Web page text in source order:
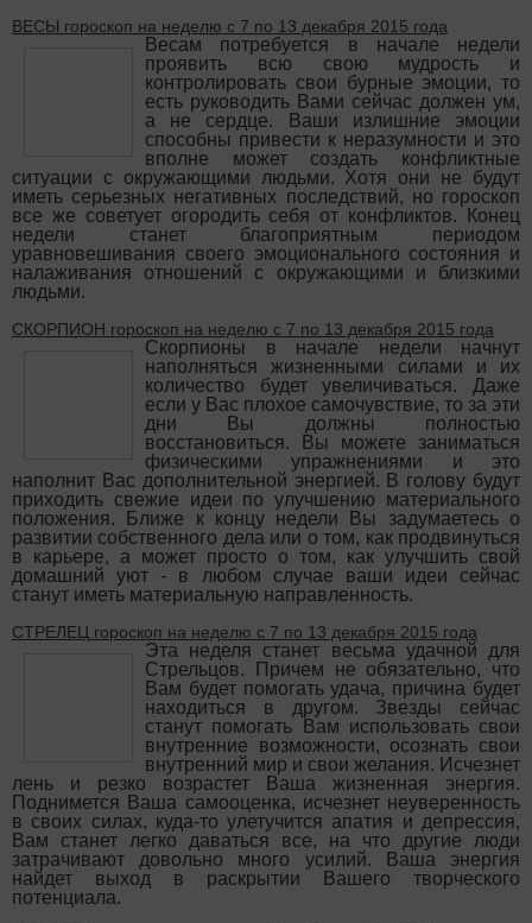
ВЕСЫ гороскоп на неделю с 7 по 13 декабря 2015 года
Весам потребуется в начале недели
проявить всю свою мудрость и
контролировать свои бурные эмоции, то
есть руководить Вами сейчас должен ум,
а не сердце. Ваши излишние эмоции
способны привести к неразумности и это
вполне может создать конфликтные
ситуации с окружающими людьми. Хотя они не будут
иметь серьезных негативных последствий, но гороскоп
все же советует огородить себя от конфликтов. Конец
недели станет благоприятным периодом
уравновешивания своего эмоционального состояния и
налаживания отношений с окружающими и близкими
людьми.
СКОРПИОН гороскоп на неделю с 7 по 13 декабря 2015 года
Скорпионы в начале недели начнут
наполняться жизненными силами и их
количество будет увеличиваться. Даже
если у Вас плохое самочувствие, то за эти
дни Вы должны полностью
восстановиться. Вы можете заниматься
физическими упражнениями и это
наполнит Вас дополнительной энергией. В голову будут
приходить свежие идеи по улучшению материального
положения. Ближе к концу недели Вы задумаетесь о
развитии собственного дела или о том, как продвинуться
в карьере, а может просто о том, как улучшить свой
домашний уют - в любом случае ваши идеи сейчас
станут иметь материальную направленность.
СТРЕЛЕЦ гороскоп на неделю с 7 по 13 декабря 2015 года
Эта неделя станет весьма удачной для
Стрельцов. Причем не обязательно, что
Вам будет помогать удача, причина будет
находиться в другом. Звезды сейчас
станут помогать Вам использовать свои
внутренние возможности, осознать свои
внутренний мир и свои желания. Исчезнет
лень и резко возрастет Ваша жизненная энергия.
Поднимется Ваша самооценка, исчезнет неуверенность
в своих силах, куда-то улетучится апатия и депрессия,
Вам станет легко даваться все, на что другие люди
затрачивают довольно много усилий. Ваша энергия
найдет выход в раскрытии Вашего творческого
потенциала.